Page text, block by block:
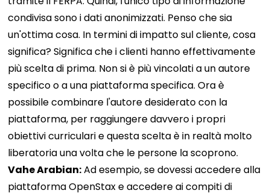
condivisa sono i dati anonimizzati. Penso che sia
un'ottima cosa. In termini di impatto sul cliente, cosa
significa? Significa che i clienti hanno effettivamente
più scelta di prima. Non si è più vincolati a un autore
specifico o a una piattaforma specifica. Ora è
possibile combinare l'autore desiderato con la
piattaforma, per raggiungere davvero i propri
obiettivi curriculari e questa scelta è in realtà molto
liberatoria una volta che le persone la scoprono.
Vahe Arabian:Ad esempio, se dovessi accedere alla
piattaforma OpenStax e accedere ai compiti di